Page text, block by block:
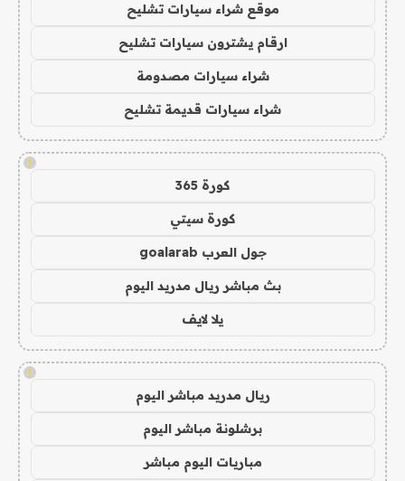
موقع شراء سيارات تشليح
ارقام يشترون سيارات تشليح
شراء سيارات مصدومة
شراء سيارات قديمة تشليح
!
كورة 365
كورة سيتي
جول العرب goalarab
بث مباشر ريال مدريد اليوم
يلا لايف
!
ريال مدريد مباشر اليوم
برشلونة مباشر اليوم
مباريات اليوم مباشر